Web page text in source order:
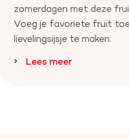
zomerdagen met deze
Voeg je favoriete fruit
lievelingsijsje te maken.
Lees meer